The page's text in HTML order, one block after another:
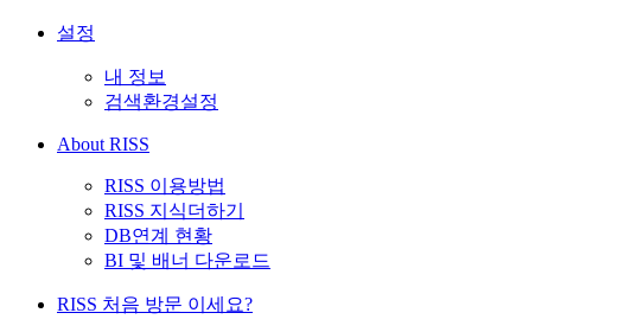
설정
내 정보
검색환경설정
About RISS
RISS 이용방법
RISS 지식더하기
DB연계 현황
BI 및 배너 다운로드
RISS 처음 방문 이세요?